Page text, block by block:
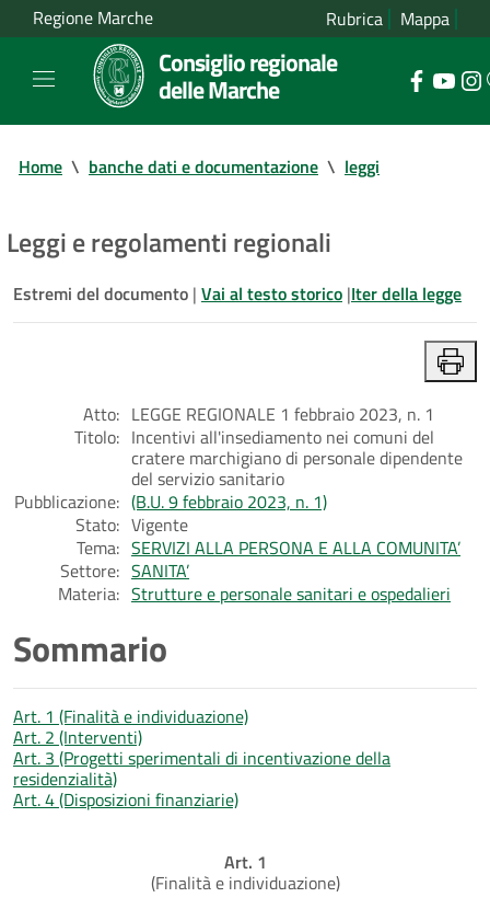
Regione Marche Rubrica Mappa
Consiglio regionale
delle Marche
Home \ banche dati e documentazione \ leggi
Leggi e regolamenti regionali
Estremi del documento | Vai al testo storico |Iter della legge
Atto: LEGGE REGIONALE 1 febbraio 2023, n. 1
Titolo: Incentivi all'insediamento nei comuni del
cratere marchigiano di personale dipendente
del servizio sanitario
Pubblicazione: (B.U. 9 febbraio 2023, n. 1)
Stato: Vigente
Tema: SERVIZI ALLA PERSONA E ALLA COMUNITA’
Settore: SANITA’
Materia: Strutture e personale sanitari e ospedalieri
Sommario
Art. 1 (Finalità e individuazione)
Art. 2 (Interventi)
Art. 3 (Progetti sperimentali di incentivazione della
residenzialità)
Art. 4 (Disposizioni finanziarie)
Art. 1
(Finalità e individuazione)